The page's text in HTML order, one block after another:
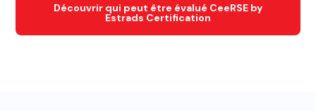
Découvrir qui peut être évalué CeeRSE by
Estrads Certification